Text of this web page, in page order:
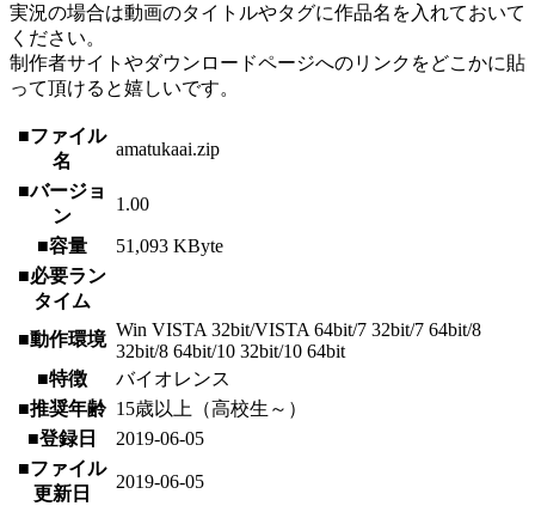
実況の場合は動画のタイトルやタグに作品名を入れておいて
ください。
制作者サイトやダウンロードページへのリンクをどこかに貼
って頂けると嬉しいです。
■ファイル
名
amatukaai.zip
■バージョ
ン
1.00
■容量
51,093 KByte
■必要ラン
タイム
■動作環境 Win VISTA 32bit/VISTA 64bit/7 32bit/7 64bit/8
32bit/8 64bit/10 32bit/10 64bit
■特徴
バイオレンス
■推奨年齢 15歳以上（高校生～）
■登録日
2019-06-05
■ファイル
更新日
2019-06-05